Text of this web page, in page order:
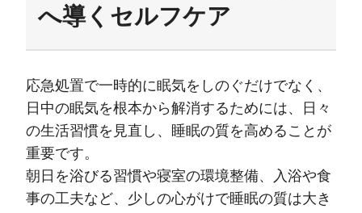
へ導くセルフケア
応急処置で一時的に眠気をしのぐだけでなく、
日中の眠気を根本から解消するためには、日々
の生活習慣を見直し、睡眠の質を高めることが
重要です。
朝日を浴びる習慣や寝室の環境整備、入浴や食
事の工夫など、少しの心がけで睡眠の質は大き